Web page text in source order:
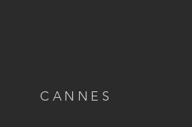
CANNES